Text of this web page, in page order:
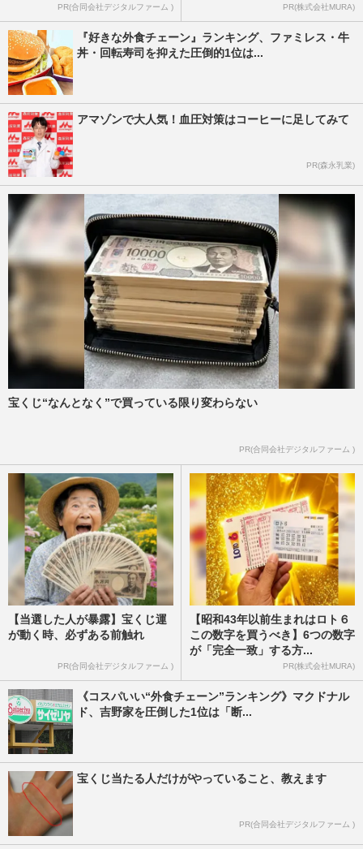
PR(合同会社デジタルファーム ) PR(株式会社MURA)
『好きな外食チェーン』ランキング、ファミレス・牛
丼・回転寿司を抑えた圧倒的1位は...
アマゾンで大人気！血圧対策はコーヒーに足してみて
PR(森永乳業)
宝くじ“なんとなく”で買っている限り変わらない
PR(合同会社デジタルファーム )
【当選した人が暴露】宝くじ運
が動く時、必ずある前触れ
PR(合同会社デジタルファーム )
【昭和43年以前生まれはロト６
この数字を買うべき】6つの数字
が「完全一致」する方...
PR(株式会社MURA)
《コスパいい“外食チェーン”ランキング》マクドナル
ド、吉野家を圧倒した1位は「断...
宝くじ当たる人だけがやっていること、教えます
PR(合同会社デジタルファーム )